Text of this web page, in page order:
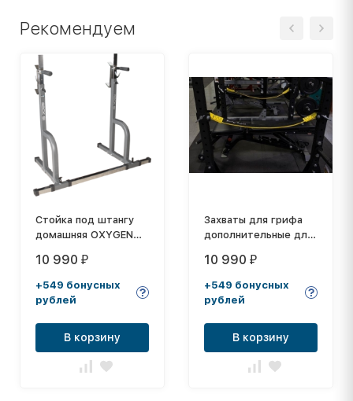
Рекомендуем
Стойка под штангу
домашняя OXYGEN
10 990 ₽
+549 бонусных
рублей
В корзину
Захваты для грифа
дополнительные для
10 990 ₽
+549 бонусных
рублей
В корзину